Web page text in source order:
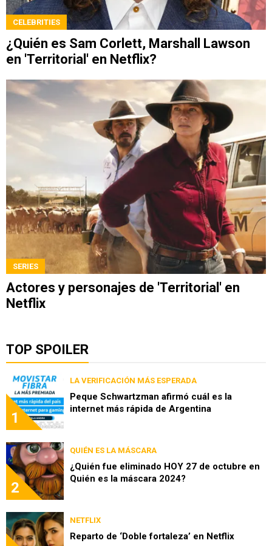
CELEBRITIES
¿Quién es Sam Corlett, Marshall Lawson
en 'Territorial' en Netflix?
SERIES
Actores y personajes de 'Territorial' en
Netflix
TOP SPOILER
1
LA VERIFICACIÓN MÁS ESPERADA
Peque Schwartzman afirmó cuál es la
internet más rápida de Argentina
2
QUIÉN ES LA MÁSCARA
¿Quién fue eliminado HOY 27 de octubre en
Quién es la máscara 2024?
NETFLIX
Reparto de ‘Doble fortaleza’ en Netflix